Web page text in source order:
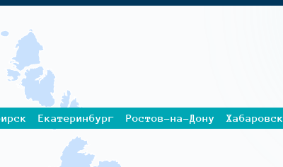
Екатеринбург Ростов-на-Дону Хабаровск